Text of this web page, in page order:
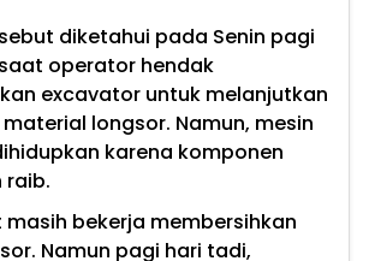
diketahui pada Senin pagi
operator hendak
excavator untuk melanjutkan
longsor. Namun, mesin
karena komponen
raib.
masih bekerja membersihkan
Namun pagi hari tadi,